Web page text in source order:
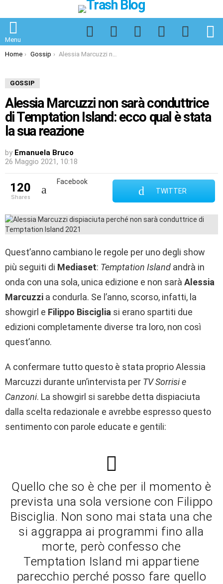
Menu
Facebook
Twitter
Instagram
Spotify
TikTok
You are here:
Home Gossip Alessia Marcuzzi non sarà conduttrice di Temptation Island: ecco qual è stata la sua reazione
GOSSIP
Alessia Marcuzzi non sarà conduttrice
di Temptation Island: ecco qual è stata
la sua reazione
by Emanuela Bruco
26 Maggio 2021, 10:18
120
shares
Facebook
TWITTER
Quest’anno cambiano le regole per uno degli show
più seguiti di Mediaset: Temptation Island andrà in
onda con una sola, unica edizione e non sarà Alessia
Marcuzzi a condurla. Se l’anno, scorso, infatti, la
showgirl e Filippo Bisciglia si erano spartiti due
edizioni completamente diverse tra loro, non così
quest’anno.
A confermare tutto questo è stata proprio Alessia
Marcuzzi durante un’intervista per TV Sorrisi e
Canzoni. La showgirl si sarebbe detta dispiaciuta
dalla scelta redazionale e avrebbe espresso questo
sentimento con parole educate e gentili:
Quello che so è che per il momento è
prevista una sola versione con Filippo
Bisciglia. Non sono mai stata una che
si aggrappa ai programmi fino alla
morte, però confesso che
Temptation Island mi appartiene
parecchio perché posso fare quello